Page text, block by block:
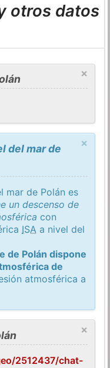
otros datos
×
×
del mar de
mar de Polán es
un descenso de
con
ISA a nivel del
de Polán dispone
de
atmosférica a
×
2512437/chat-